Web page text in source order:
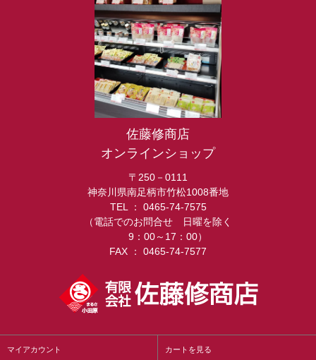
佐藤修商店
オンラインショップ
〒250－0111
神奈川県南足柄市竹松1008番地
TEL ： 0465-74-7575
（電話でのお問合せ 日曜を除く
9：00～17：00）
FAX ： 0465-74-7577
マイアカウント カートを見る